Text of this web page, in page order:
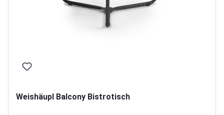
Weishäupl Balcony Bistrotisch